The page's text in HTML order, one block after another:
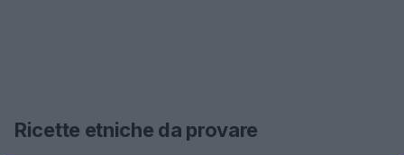
Ricette etniche da provare